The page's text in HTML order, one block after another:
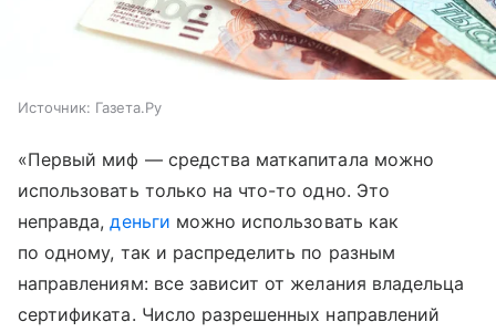
Источник: Газета.Ру
«Первый миф — средства маткапитала можно
использовать только на что-то одно. Это
неправда,деньги можно использовать как
по одному, так и распределить по разным
направлениям: все зависит от желания владельца
сертификата. Число разрешенных направлений